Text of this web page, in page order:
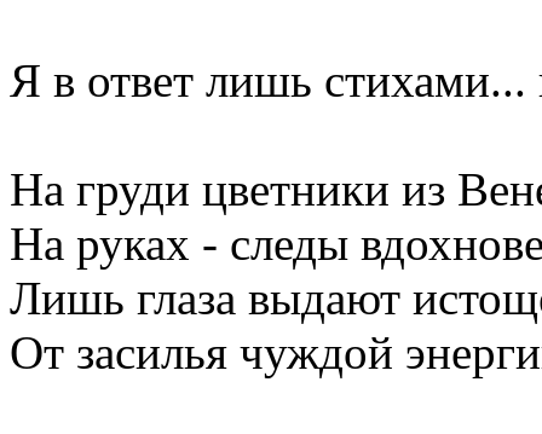
Я в ответ лишь
На груди цветники из
На руках - следы
Лишь глаза выдают
От засилья чуждой